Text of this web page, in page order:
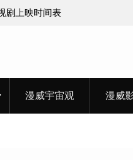
剧上映时间表
漫威宇宙观 漫威